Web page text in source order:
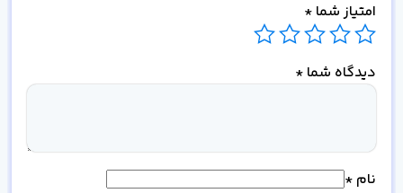
امتیاز شما *
دیدگاه شما *
نام *